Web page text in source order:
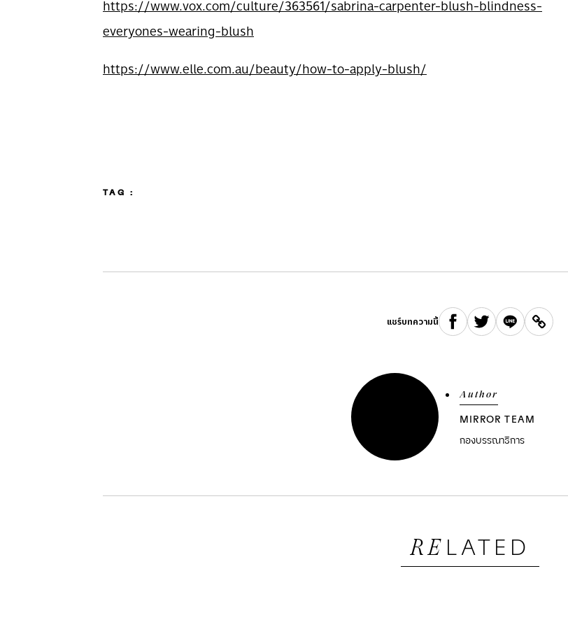
https://www.vox.com/culture/363561/sabrina-carpenter-blush-blindness-
everyones-wearing-blush
https://www.elle.com.au/beauty/how-to-apply-blush/
TAG :
แชร์บทความนี้
Author
MIRROR TEAM
กองบรรณาธิการ
RE LATED